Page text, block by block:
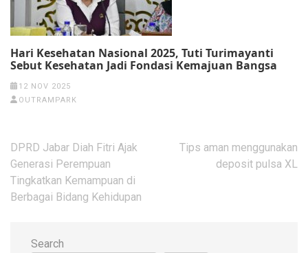
Hari Kesehatan Nasional 2025, Tuti Turimayanti
Sebut Kesehatan Jadi Fondasi Kemajuan Bangsa
12 NOV 2025
OUTRAMPARK
Post
navigation
DPRD Jabar Diah Fitri Ajak
Generasi Perempuan
Tingkatkan Kemampuan di
Berbagai Bidang Kehidupan
Tips aman menggunakan
deposit pulsa XL
Search